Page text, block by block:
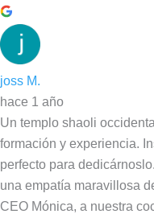
joss M.
hace 1 año
Un templo shaoli
formación y experiencia.
perfecto para
una empatía maravillosa
CEO Mónica, a nuestra